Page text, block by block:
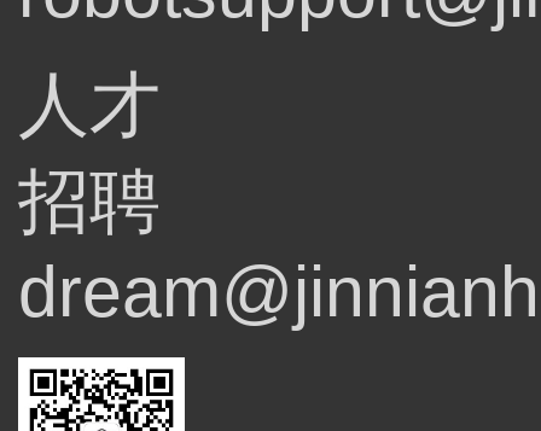
人才
招聘